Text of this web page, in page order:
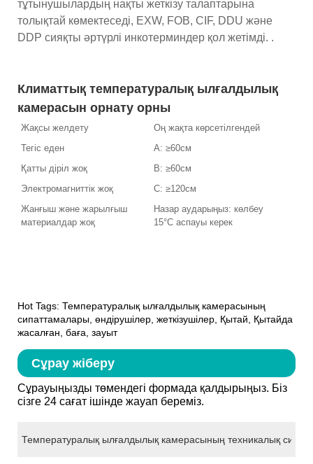
тұтынушылардың нақты жеткізу талаптарына
толықтай көмектеседі, EXW, FOB, CIF, DDU және
DDP сияқты әртүрлі инкотерминдер қол жетімді. .
Климаттық температуралық ылғалдылық
камерасын орнату орны
Жақсы желдету
Оң жақта көрсетілгендей
Тегіс еден
A: ≥60см
Қатты діріл жоқ
B: ≥60см
Электромагниттік жоқ
C: ≥120см
Жанғыш және жарылғыш
материалдар жоқ
Назар аударыңыз: көлбеу
15°C аспауы керек
Hot Tags: Температуралық ылғалдылық камерасының
сипаттамалары, өндірушілер, жеткізушілер, Қытай, Қытайда
жасалған, баға, зауыт
Сұрау жіберу
Сұрауыңызды төмендегі формада қалдырыңыз. Біз
сізге 24 сағат ішінде жауап береміз.